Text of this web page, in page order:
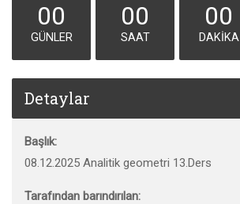
00
GÜNLER
00
SAAT
00
DAKIKA
Detaylar
Başlık:
08.12.2025 Analitik geometri 13.Ders
Tarafından barındırılan: